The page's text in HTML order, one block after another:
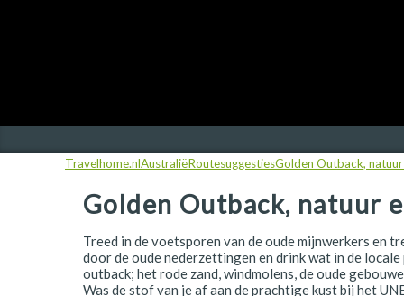
IJsland
Travelhome.nlAustraliëRoutesuggestiesGolden Outback,
Golden Outback, natuur
Treed in de voetsporen van de oude mijnwerkers en
door de oude nederzettingen en drink wat in de locale
outback; het rode zand, windmolens, de oude
Was de stof van je af aan de prachtige kust bij het